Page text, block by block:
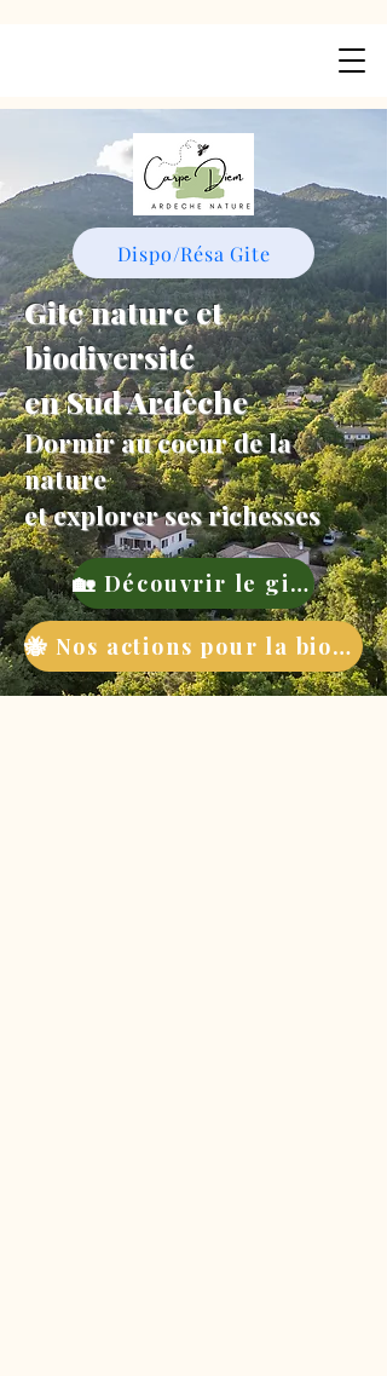
Dispo/Résa Gite
Gite nature et
biodiversité
en Sud Ardèche
Dormir au coeur de la
nature
et explorer ses richesses
🏡 Découvrir le gite
🐝 Nos actions pour la biodiversité